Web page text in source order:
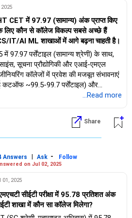
CET में 97.97 (सामान्य) अंक प्राप्त किए
लिए कौन से कॉलेज विकल्प सबसे अच्छे हैं
IT/AI ML शाखाओं में आगे बढ़ना चाहती है।
में 97.97 पर्सेंटाइल (सामान्य श्रेणी) के साथ,
सूचना प्रौद्योगिकी और एआई-एमएल
कॉलेजों में प्रवेश की मजबूत संभावनाएं
कटऑफ ~99.5-99.7 पर्सेंटाइल) और
कटऑफ ~99.0-99.4 पर्सेंटाइल)
संभावनाओं वाले दस अनुशंसित कॉलेजों में
ऑफ टेक्नोलॉजी (सीएसई कटऑफ 97.5-
96.88-97.19 पर्सेंटाइल, एआई-डीएस
इंजीनियरिंग कटऑफ 98.69 पर्सेंटाइल
सी. रोड्रिग्स इंस्टीट्यूट ऑफ टेक्नोलॉजी
कटऑफ 76.72-88.9 प्रतिशत मजबूत
ग्रेजुएट स्कूल ऑफ टेक्नोलॉजी नेरुल
इंजीनियरिंग कटऑफ 91.2-92.89
साथ), सेंट फ्रांसिस इंस्टीट्यूट ऑफ
...Read more
Share
Answers | Ask -
Follow
on Jul 02, 2025
01, 2025
सीईटी परीक्षा में 95.78 प्रतिशत अंक
शाखा में कौन सा कॉलेज मिलेगा?